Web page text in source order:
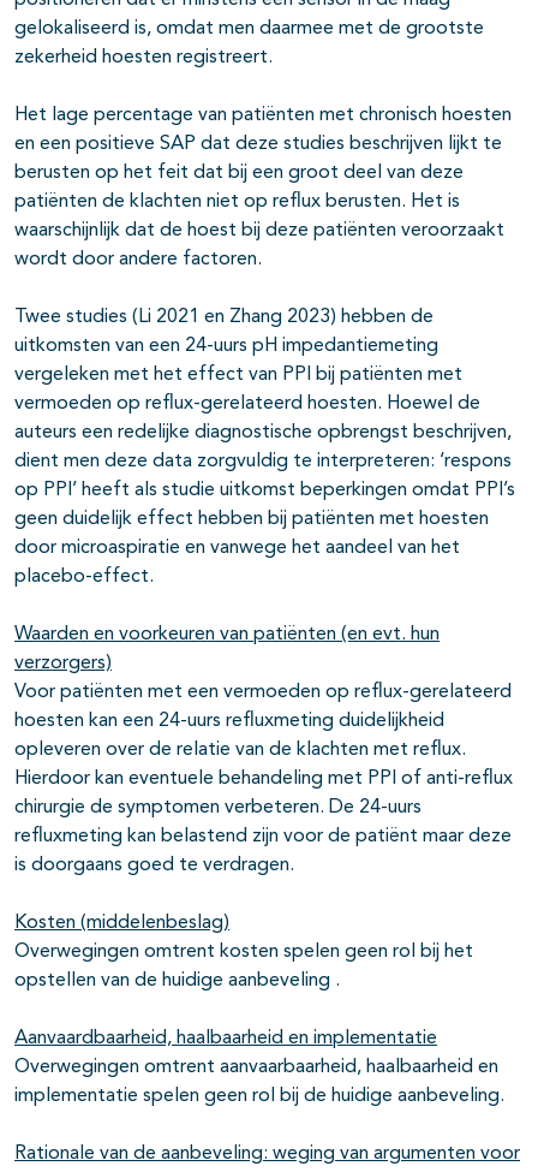
gelokaliseerd is, omdat men daarmee met de grootste
zekerheid hoesten registreert.
Het lage percentage van patiënten met chronisch hoesten
en een positieve SAP dat deze studies beschrijven lijkt te
berusten op het feit dat bij een groot deel van deze
patiënten de klachten niet op reflux berusten. Het is
waarschijnlijk dat de hoest bij deze patiënten veroorzaakt
wordt door andere factoren.
Twee studies (Li 2021 en Zhang 2023) hebben de
uitkomsten van een 24-uurs pH impedantiemeting
vergeleken met het effect van PPI bij patiënten met
vermoeden op reflux-gerelateerd hoesten. Hoewel de
auteurs een redelijke diagnostische opbrengst beschrijven,
dient men deze data zorgvuldig te interpreteren: ‘respons
op PPI’ heeft als studie uitkomst beperkingen omdat PPI’s
geen duidelijk effect hebben bij patiënten met hoesten
door microaspiratie en vanwege het aandeel van het
placebo-effect.
Waarden en voorkeuren van patiënten (en evt. hun
verzorgers)
Voor patiënten met een vermoeden op reflux-gerelateerd
hoesten kan een 24-uurs refluxmeting duidelijkheid
opleveren over de relatie van de klachten met reflux.
Hierdoor kan eventuele behandeling met PPI of anti-reflux
chirurgie de symptomen verbeteren. De 24-uurs
refluxmeting kan belastend zijn voor de patiënt maar deze
is doorgaans goed te verdragen.
Kosten (middelenbeslag)
Overwegingen omtrent kosten spelen geen rol bij het
opstellen van de huidige aanbeveling .
Aanvaardbaarheid, haalbaarheid en implementatie
Overwegingen omtrent aanvaarbaarheid, haalbaarheid en
implementatie spelen geen rol bij de huidige aanbeveling.
Rationale van de aanbeveling: weging van argumenten voor